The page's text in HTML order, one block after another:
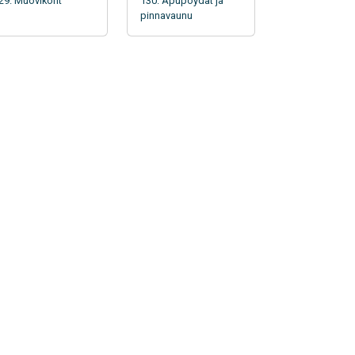
pinnavaunu